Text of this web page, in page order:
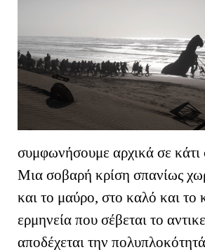
συμφωνήσουμε αρχικά σε κάτι
Μια σοβαρή κρίση σπανίως
και το μαύρο, στο καλό και
ερμηνεία που σέβεται το
αποδέχεται την